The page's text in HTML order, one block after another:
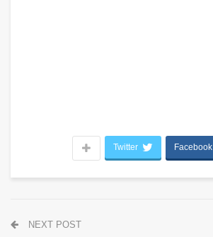
Facebook
Twitter
NEXT POST